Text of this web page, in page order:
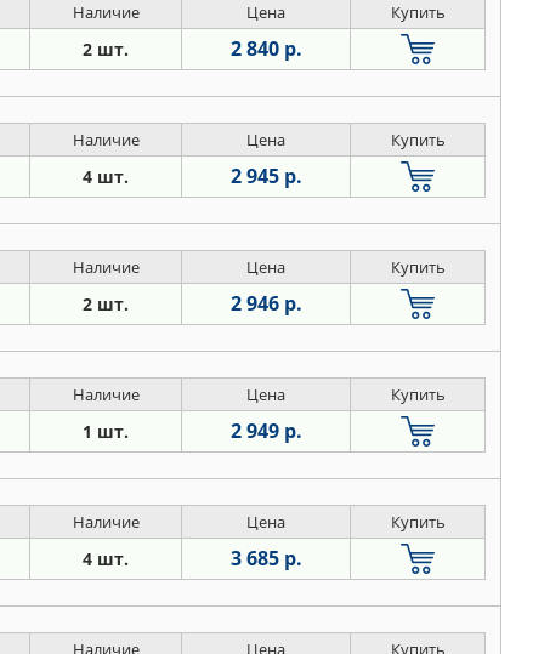
Наличие Цена Купить
2 шт. 2 840 р.
Наличие Цена Купить
4 шт. 2 945 р.
Наличие Цена Купить
2 шт. 2 946 р.
Наличие Цена Купить
1 шт. 2 949 р.
Наличие Цена Купить
4 шт. 3 685 р.
Наличие Цена Купить